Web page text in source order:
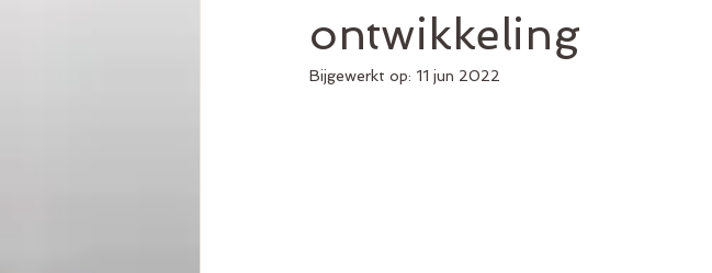
ontwikkeling
Bijgewerkt op: 11 jun 2022